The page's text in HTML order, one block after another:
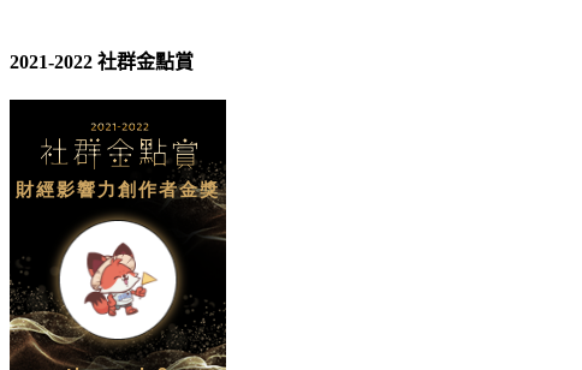
2021-2022 社群金點賞